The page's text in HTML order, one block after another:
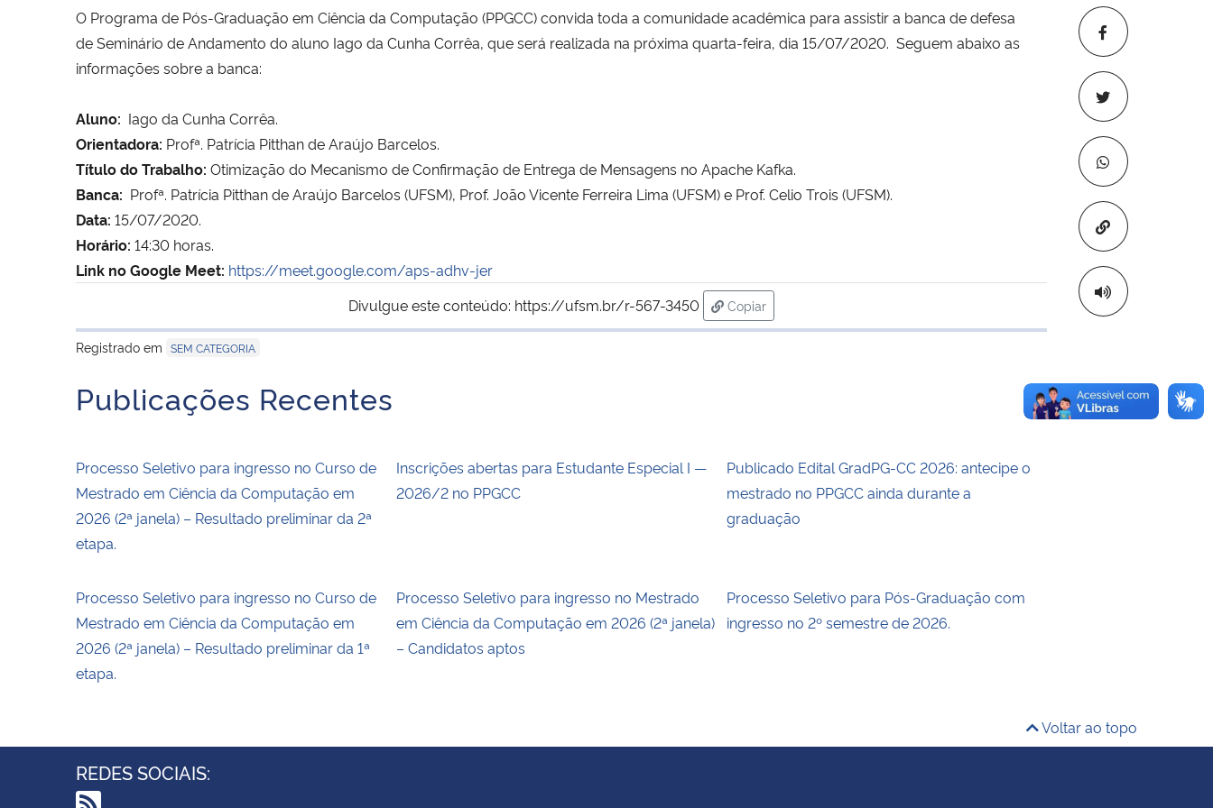
Copiar para
O Programa de Pós-Graduação em Ciência da Computação (PPGCC) convida toda a comunidade acadêmica para assistir a banca de defesa
de Seminário de Andamento do aluno Iago da Cunha Corrêa, que será realizada na próxima quarta-feira, dia 15/07/2020. Seguem abaixo as
informações sobre a banca:
Aluno: Iago da Cunha Corrêa.
Orientadora: Profª. Patrícia Pitthan de Araújo Barcelos.
Título do Trabalho: Otimização do Mecanismo de Confirmação de Entrega de Mensagens no Apache Kafka.
Banca: Profª. Patrícia Pitthan de Araújo Barcelos (UFSM), Prof. João Vicente Ferreira Lima (UFSM) e Prof. Celio Trois (UFSM).
Data: 15/07/2020.
Horário: 14:30 horas.
Link no Google Meet: https://meet.google.com/aps-adhv-jer
Divulgue este conteúdo: https://ufsm.br/r-567-3450
Copiar
para área de transferência
Registrado em SEM CATEGORIA
Publicações Recentes
Processo Seletivo para ingresso no Curso de
Mestrado em Ciência da Computação em
2026 (2ª janela) – Resultado preliminar da 2ª
etapa.
Inscrições abertas para Estudante Especial I —
2026/2 no PPGCC
Publicado Edital GradPG-CC 2026: antecipe o
mestrado no PPGCC ainda durante a
graduação
Processo Seletivo para ingresso no Curso de
Mestrado em Ciência da Computação em
2026 (2ª janela) – Resultado preliminar da 1ª
etapa.
Processo Seletivo para ingresso no Mestrado
em Ciência da Computação em 2026 (2ª janela)
– Candidatos aptos
Processo Seletivo para Pós-Graduação com
ingresso no 2º semestre de 2026.
Voltar ao topo
REDES SOCIAIS: